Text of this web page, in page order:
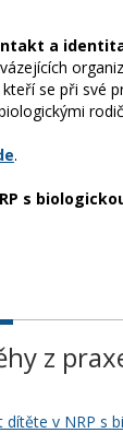
a
se při své
.
s
z
dítěte v NRP s